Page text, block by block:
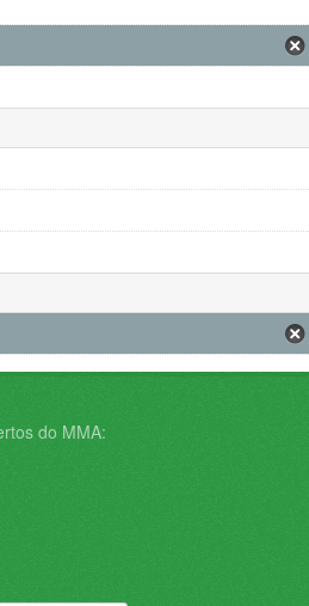
do MMA: